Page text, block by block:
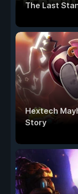
The Last
Hextech
Story